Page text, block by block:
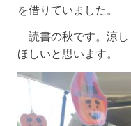
を借りていました。
読書の秋です。涼し
ほしいと思います。